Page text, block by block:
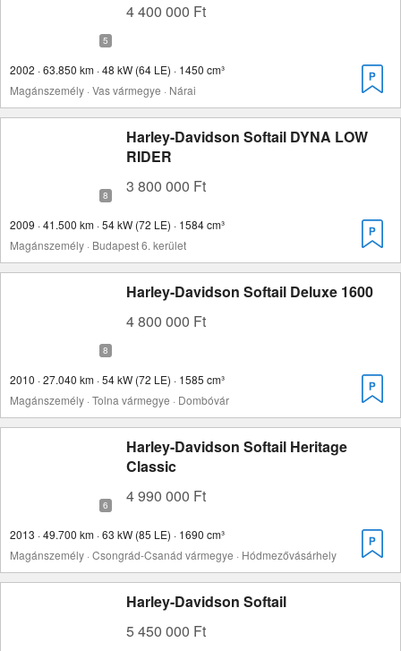
4 400 000 Ft
2002 · 63.850 km · 48 kW (64 LE) · 1450 cm³
Magánszemély · Vas vármegye · Nárai
Harley-Davidson Softail DYNA LOW
RIDER
3 800 000 Ft
2009 · 41.500 km · 54 kW (72 LE) · 1584 cm³
Magánszemély · Budapest 6. kerület
Harley-Davidson Softail Deluxe 1600
4 800 000 Ft
2010 · 27.040 km · 54 kW (72 LE) · 1585 cm³
Magánszemély · Tolna vármegye · Dombóvár
Harley-Davidson Softail Heritage
Classic
4 990 000 Ft
2013 · 49.700 km · 63 kW (85 LE) · 1690 cm³
Magánszemély · Csongrád-Csanád vármegye · Hódmezővásárhely
Harley-Davidson Softail
5 450 000 Ft